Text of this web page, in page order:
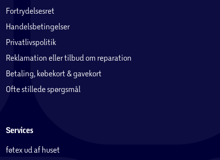
Fortrydelsesret
Handelsbetingelser
Privatlivspolitik
Reklamation eller tilbud om reparation
Betaling, købekort & gavekort
Ofte stillede spørgsmål
Services
føtex ud af huset